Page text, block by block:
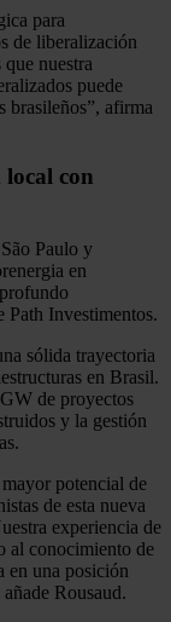
para
de liberalización
nuestra
puede
brasileños”, afirma
con
Paulo y
en
Path Investimentos.
sólida trayectoria
en Brasil.
de proyectos
y la gestión
potencial de
de esta nueva
experiencia de
al conocimiento de
en una posición
Rousaud.